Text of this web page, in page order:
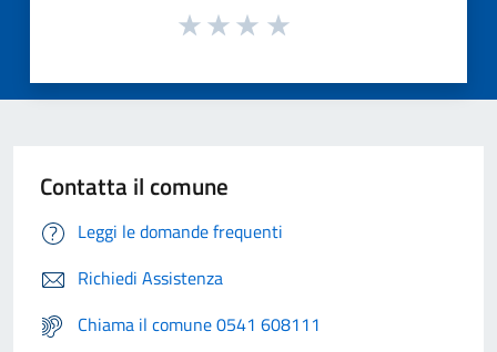
Contatta il comune
Leggi le domande frequenti
Richiedi Assistenza
Chiama il comune 0541 608111